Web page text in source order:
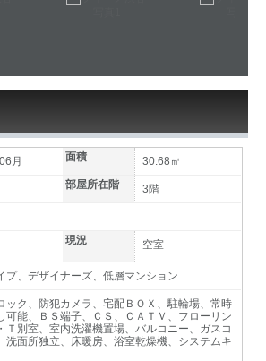
月 面積
30.68㎡
部屋所在階
3階
現況 空室
プ、デザイナーズ、低層マンション
ック、防犯カメラ、宅配ＢＯＸ、駐輪場、常時
可能、ＢＳ端子、ＣＳ、ＣＡＴＶ、フローリン
Ｔ別室、室内洗濯機置場、バルコニー、ガスコ
洗面所独立、床暖房、浴室乾燥機、システムキ